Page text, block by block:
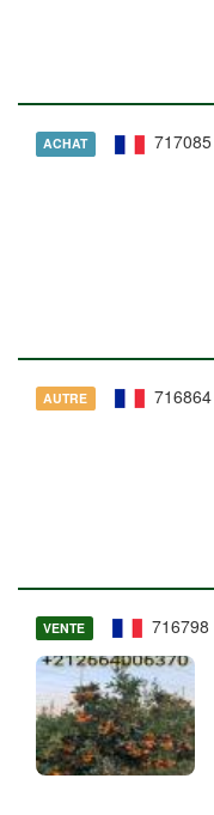
ACHAT 717085
AUTRE 716864
VENTE 716798